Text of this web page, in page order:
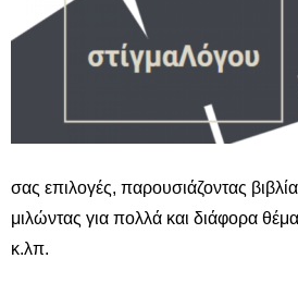
σας επιλογές, παρουσιάζοντας
μιλώντας για πολλά και διάφορα
κ.λπ.